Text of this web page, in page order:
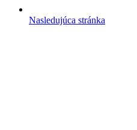
Nasledujúca stránka